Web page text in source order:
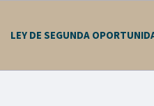
LEY DE SEGUNDA